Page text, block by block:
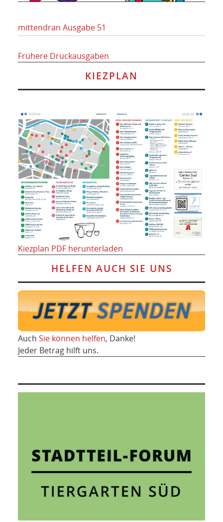
mittendran Ausgabe 51
Frühere Druckausgaben
KIEZPLAN
Kiezplan PDF herunterladen
HELFEN AUCH SIE UNS
Auch Sie können helfen, Danke!
Jeder Betrag hilft uns.